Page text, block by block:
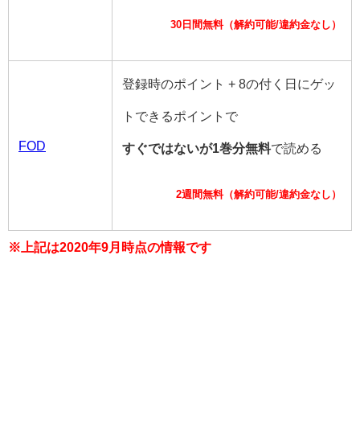
30日間無料（解約可能/違約金なし）
FOD
登録時のポイント + 8の付く日にゲッ
トできるポイントで
すぐではないが1巻分無料で読める
2週間無料（解約可能/違約金なし）
※上記は2020年9月時点の情報です